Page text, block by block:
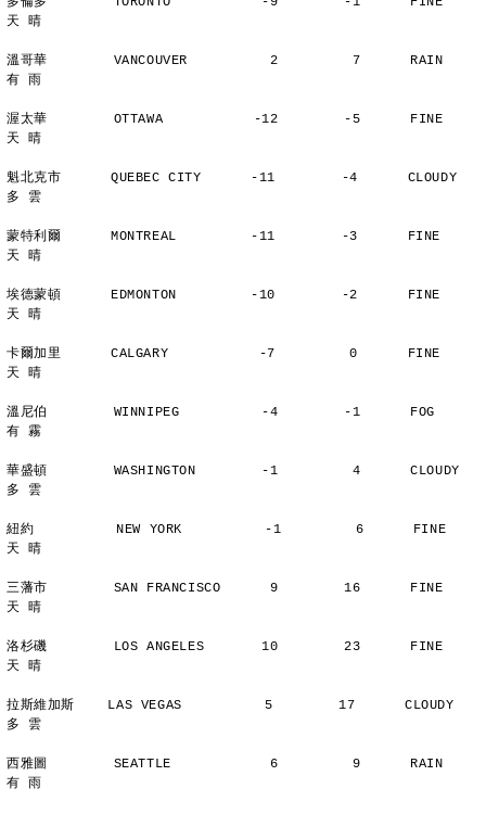
天 晴
溫哥華        VANCOUVER          2         7      RAIN
有 雨
渥太華        OTTAWA           -12        -5      FINE
天 晴
魁北克市      QUEBEC CITY      -11        -4      CLOUDY
多 雲
蒙特利爾      MONTREAL         -11        -3      FINE
天 晴
埃德蒙頓      EDMONTON         -10        -2      FINE
天 晴
卡爾加里      CALGARY           -7         0      FINE
天 晴
溫尼伯        WINNIPEG          -4        -1      FOG
有 霧
華盛頓        WASHINGTON        -1         4      CLOUDY
多 雲
紐約          NEW YORK          -1         6      FINE
天 晴
三藩市        SAN FRANCISCO      9        16      FINE
天 晴
洛杉磯        LOS ANGELES       10        23      FINE
天 晴
拉斯維加斯    LAS VEGAS          5        17      CLOUDY
多 雲
西雅圖        SEATTLE            6         9      RAIN
有 雨